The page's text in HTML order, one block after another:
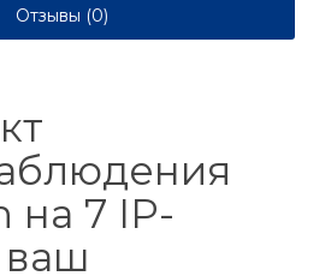
Отзывы (0)
на 7 IP-
ваш